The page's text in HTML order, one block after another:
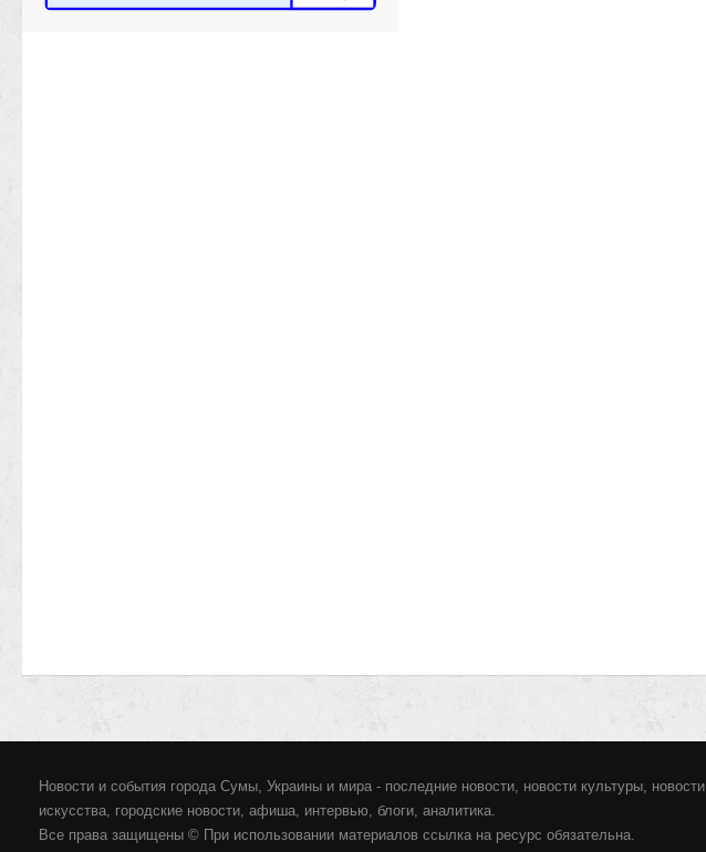
Новости и события города Сумы, Украины и мира - последние новости, новости культуры, новости
искусства, городские новости, афиша, интервью, блоги, аналитика.
Все права защищены © При использовании материалов ссылка на ресурс обязательна.